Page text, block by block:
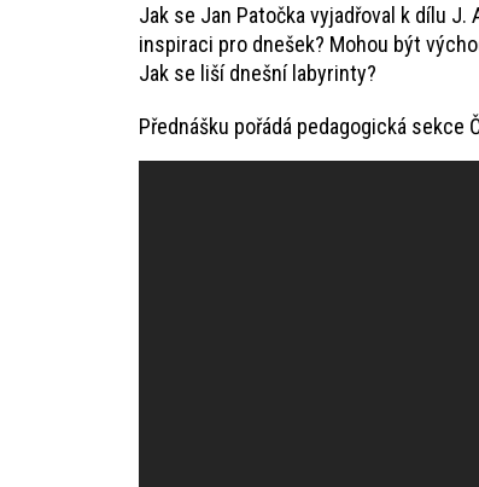
Jak se Jan Patočka vyjadřoval k dílu
inspiraci pro dnešek? Mohou být
Jak se liší dnešní labyrinty?
Přednášku pořádá pedagogická sekce